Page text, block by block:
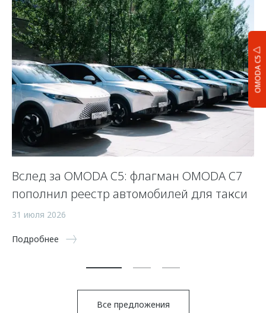
OMODA C5
Вслед за OMODA C5: флагман OMODA C7
пополнил реестр автомобилей для такси
31 июля 2026
Подробнее
Все предложения